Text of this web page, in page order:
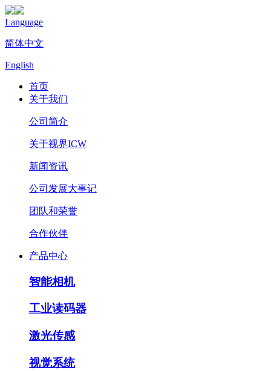
Language
简体中文
English
首页
关于我们
公司简介
关于视界ICW
新闻资讯
公司发展大事记
团队和荣誉
合作伙伴
产品中心
智能相机
工业读码器
激光传感
视觉系统